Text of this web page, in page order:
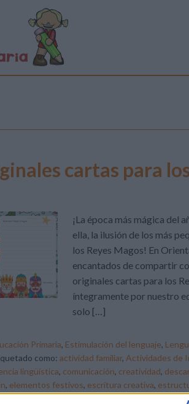
cartas para
¡La época más mágica del
ella, la ilusión de los más
los Reyes Magos! En
encantados de compartir
originales cartas para los
íntegramente por nuestro
solo […]
Primaria, Estimulación del lenguaje,
como: actividad familiar, Actividades de
lingüística, comunicación, creatividad,
, elementos festivos, escritura creativa,